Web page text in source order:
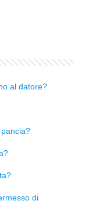
al datore?
di